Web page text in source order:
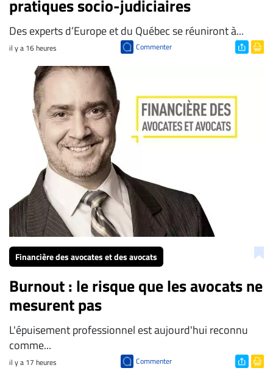
pratiques socio-judiciaires
Des experts d’Europe et du Québec se réuniront à...
il y a 16 heures Commenter
Financière des avocates et des avocats
Burnout : le risque que les avocats ne
mesurent pas
L'épuisement professionnel est aujourd'hui reconnu
comme...
il y a 17 heures Commenter